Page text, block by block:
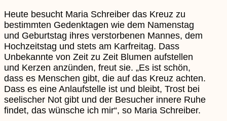
Heute besucht Maria Schreiber das Kreuz zu
bestimmten Gedenktagen wie dem Namenstag
und Geburtstag ihres verstorbenen Mannes, dem
Hochzeitstag und stets am Karfreitag. Dass
Unbekannte von Zeit zu Zeit Blumen aufstellen
und Kerzen anzünden, freut sie. „Es ist schön,
dass es Menschen gibt, die auf das Kreuz achten.
Dass es eine Anlaufstelle ist und bleibt, Trost bei
seelischer Not gibt und der Besucher innere Ruhe
findet, das wünsche ich mir“, so Maria Schreiber.